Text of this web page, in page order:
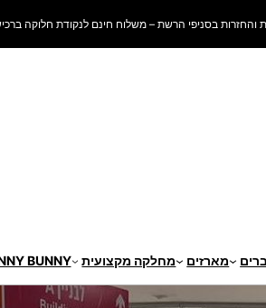
בסניפי הרשת – משלוח חינם לנקודת חלוקה ברכישה
מארזים מחלקה מקצועית BUNNY